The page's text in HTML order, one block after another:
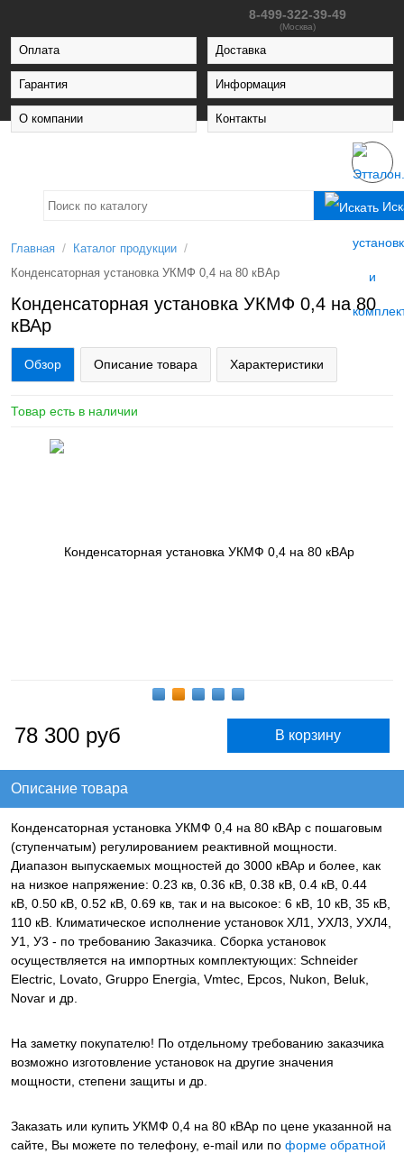
8-499-322-39-49
(Москва)
Оплата Доставка
Гарантия Информация
О компании Контакты
Главная / Каталог продукции /
Конденсаторная установка УКМФ 0,4 на 80 кВАр
Конденсаторная установка УКМФ 0,4 на 80
кВАр
Обзор Описание товара Характеристики
Товар есть в наличии
78 300 руб
Описание товара
Конденсаторная установка УКМФ 0,4 на 80 кВАр с пошаговым
(ступенчатым) регулированием реактивной мощности.
Диапазон выпускаемых мощностей до 3000 кВАр и более, как
на низкое напряжение: 0.23 кв, 0.36 кВ, 0.38 кВ, 0.4 кВ, 0.44
кВ, 0.50 кВ, 0.52 кВ, 0.69 кв, так и на высокое: 6 кВ, 10 кВ, 35 кВ,
110 кВ. Климатическое исполнение установок ХЛ1, УХЛ3, УХЛ4,
У1, У3 - по требованию Заказчика. Сборка установок
осуществляется на импортных комплектующих: Schneider
Electric, Lovato, Gruppo Energia, Vmtec, Epcos, Nukon, Beluk,
Novar и др.
На заметку покупателю! По отдельному требованию заказчика
возможно изготовление установок на другие значения
мощности, степени защиты и др.
Заказать или купить УКМФ 0,4 на 80 кВАр по цене указанной на
сайте, Вы можете по телефону, e-mail или по форме обратной